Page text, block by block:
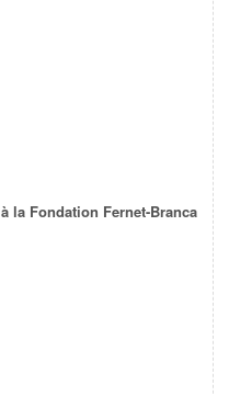
à la Fondation Fernet-Branca